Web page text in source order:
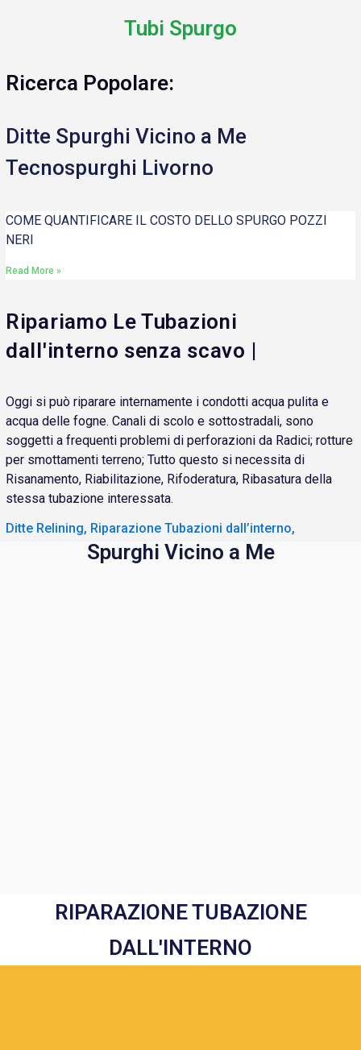
Tubi Spurgo
Ricerca Popolare:
Ditte Spurghi Vicino a Me
Tecnospurghi Livorno
COME QUANTIFICARE IL COSTO DELLO SPURGO POZZI
NERI
Read More »
Ripariamo Le Tubazioni
dall'interno senza scavo |
Oggi si può riparare internamente i condotti acqua pulita e
acqua delle fogne. Canali di scolo e sottostradali, sono
soggetti a frequenti problemi di perforazioni da Radici; rotture
per smottamenti terreno; Tutto questo si necessita di
Risanamento, Riabilitazione, Rifoderatura, Ribasatura della
stessa tubazione interessata.
Ditte Relining, Riparazione Tubazioni dall’interno,
Spurghi Vicino a Me
RIPARAZIONE TUBAZIONE
DALL'INTERNO